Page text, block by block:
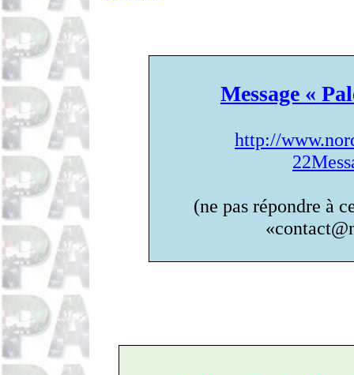
Message «
http://
(ne pas répondre à